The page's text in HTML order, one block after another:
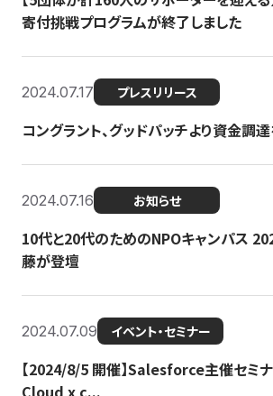
寄付挑戦プログラムが終了しました
2024.07.17 プレスリリース
コングラント、グッドパッチより資金調
2024.07.16 お知らせ
10代と20代のためのNPOキャンパス
藤が登壇
2024.07.09 イベント・セミナー
【2024/8/5 開催】Salesforce主催セ
Cloud x c...